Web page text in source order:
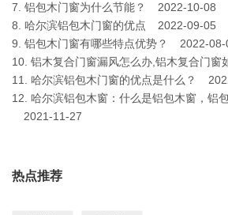
7. 铝包木门窗为什么节能？
2022-10-08
8. 哈尔滨铝包木门窗的优点
2022-09-05
9. 铝包木门窗有哪些特点优势？
2022-08-
10. 铝木复合门窗漏风怎么办,铝木复合门窗
11. 哈尔滨铝包木门窗的优点是什么？
12. 哈尔滨铝包木窗：什么是铝包木窗，铝
2021-11-27
热点推荐